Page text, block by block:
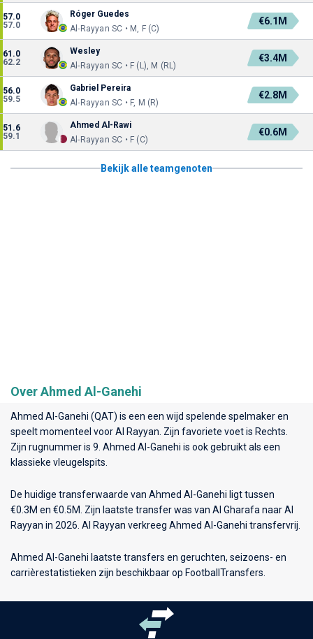
57.0
57.0
Róger Guedes
Al-Rayyan SC • M, F (C)
€6.1M
61.0
62.2
Wesley
Al-Rayyan SC • F (L), M (RL)
€3.4M
56.0
59.5
Gabriel Pereira
Al-Rayyan SC • F, M (R)
€2.8M
51.6
59.1
Ahmed Al-Rawi
Al-Rayyan SC • F (C)
€0.6M
Bekijk alle teamgenoten
Over Ahmed Al-Ganehi
Ahmed Al-Ganehi (QAT) is een een wijd spelende spelmaker en
speelt momenteel voorAl Rayyan . Zijn favoriete voet is Rechts.
Zijn rugnummer is 9. Ahmed Al-Ganehi is ook gebruikt als een
klassieke vleugelspits.
De huidige transferwaarde van Ahmed Al-Ganehi ligt tussen
€0.3M en €0.5M. Zijn laatste transfer was van Al Gharafa naar Al
Rayyan in 2026. Al Rayyan verkreeg Ahmed Al-Ganehi transfervrij.
Ahmed Al-Ganehi laatste transfers en geruchten, seizoens- en
carrièrestatistieken zijn beschikbaar op FootballTransfers.